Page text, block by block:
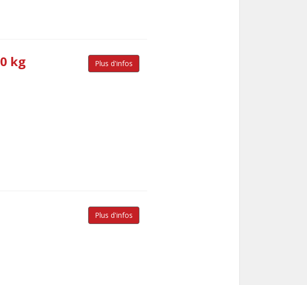
kg Plus d'infos
Plus d'infos